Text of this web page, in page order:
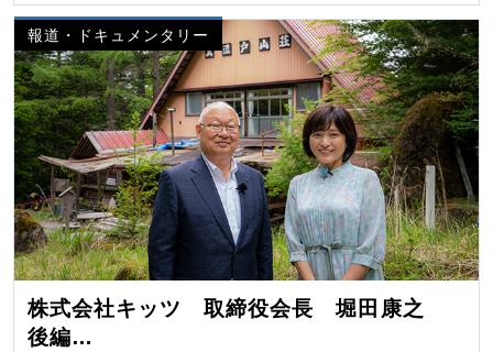
報道・ドキュメンタリー
株式会社キッツ 取締役会長 堀田康之
後編